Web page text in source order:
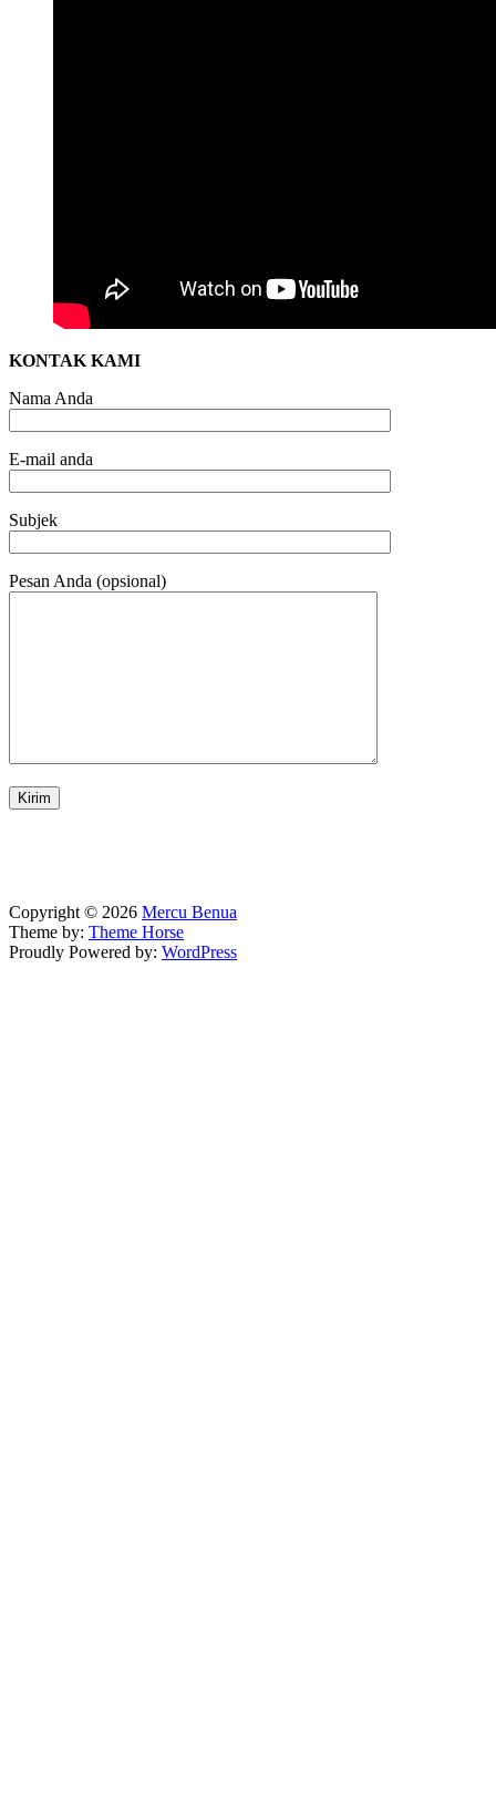
KONTAK KAMI
Nama Anda
E-mail anda
Subjek
Pesan Anda (opsional)
Copyright © 2026 Mercu Benua
Theme by: Theme Horse
Proudly Powered by: WordPress